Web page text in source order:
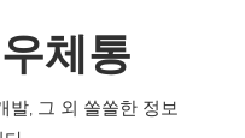
체통
발, 그 외 쏠쏠한 정보